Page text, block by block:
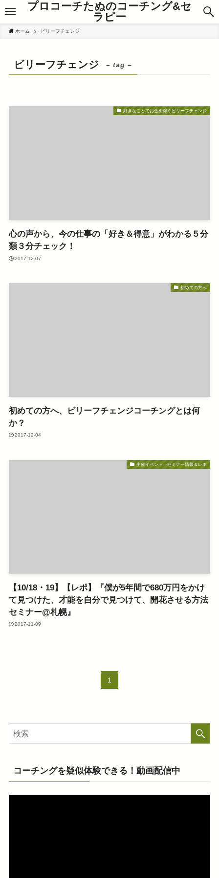
プロコーチたぬのコーチング&セ
ラピー
ホーム ビリーフチェンジ
ビリーフチェンジ – tag –
好きなことでお金を稼ぐビリーフチェンジ
心の声から、今の仕事の「好き＆得意」がわかる５分
類３分チェック！
2017-12-07
初めての方へ
初めての方へ、ビリーフチェンジコーチングとは何
か？
2017-12-04
主催イベント・セミナー情報＆レポ
【10/18・19】【レポ】『僕が5年間で680万円をかけ
て見つけた、才能を自分で見つけて、開花させる方法
セミナー@札幌』
2017-11-09
1
コーチングを疑似体験できる！動画配信中